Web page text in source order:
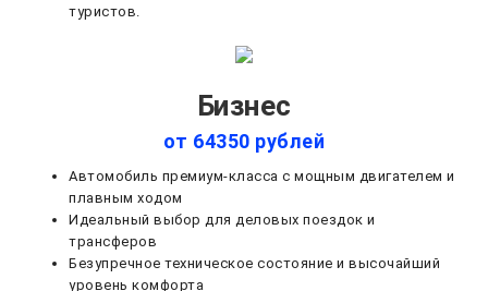
туристов.
Бизнес
от 64350 рублей
Автомобиль премиум-класса с мощным двигателем и
плавным ходом
Идеальный выбор для деловых поездок и
трансферов
Безупречное техническое состояние и высочайший
уровень комфорта